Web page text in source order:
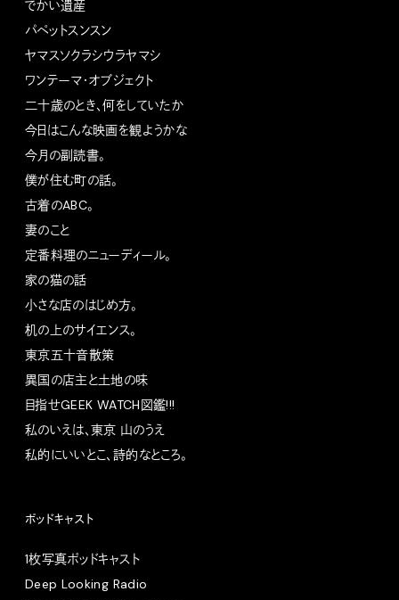
でかい遺産
パペットスンスン
ヤマスソクラシウラヤマシ
ワンテーマ・オブジェクト
二十歳のとき、何をしていたか
今日はこんな映画を観ようかな
今月の副読書。
僕が住む町の話。
古着のABC。
妻のこと
定番料理のニューディール。
家の猫の話
小さな店のはじめ方。
机の上のサイエンス。
東京五十音散策
異国の店主と土地の味
目指せGEEK WATCH図鑑!!!
私のいえは、東京 山のうえ
私的にいいとこ、詩的なところ。
ポッドキャスト
1枚写真ポッドキャスト
Deep Looking Radio